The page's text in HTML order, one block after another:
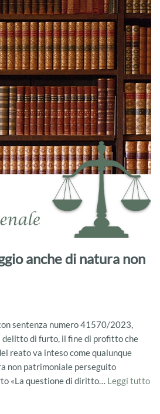
anche di natura non
sentenza numero 41570/2023,
delitto di furto, il fine di profitto che
reato va inteso come qualunque
non patrimoniale perseguito
«La questione di diritto… Leggi tutto